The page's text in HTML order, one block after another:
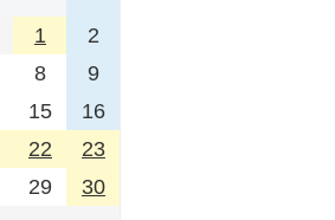
1
2
8
9
15
16
22
23
29
30